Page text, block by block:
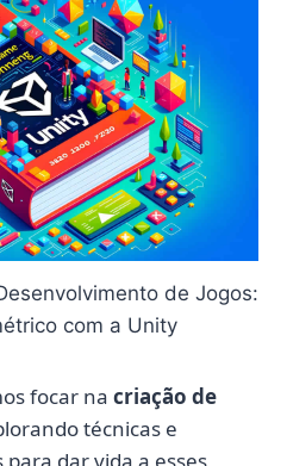
de Jogos:
com a Unity
focar na criação de
técnicas e
dar vida a esses